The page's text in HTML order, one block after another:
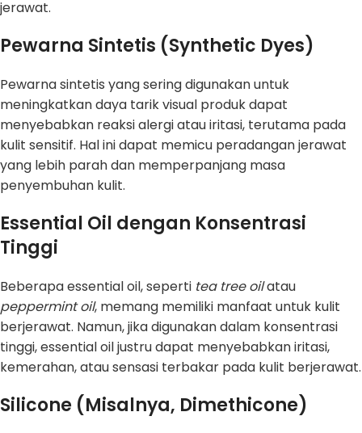
jerawat.
Pewarna Sintetis (Synthetic Dyes)
Pewarna sintetis yang sering digunakan untuk
meningkatkan daya tarik visual produk dapat
menyebabkan reaksi alergi atau iritasi, terutama pada
kulit sensitif. Hal ini dapat memicu peradangan jerawat
yang lebih parah dan memperpanjang masa
penyembuhan kulit.
Essential Oil dengan Konsentrasi
Tinggi
Beberapa essential oil, seperti tea tree oilatau
peppermint oil, memang memiliki manfaat untuk kulit
berjerawat. Namun, jika digunakan dalam konsentrasi
tinggi, essential oil justru dapat menyebabkan iritasi,
kemerahan, atau sensasi terbakar pada kulit berjerawat.
Silicone (Misalnya, Dimethicone)